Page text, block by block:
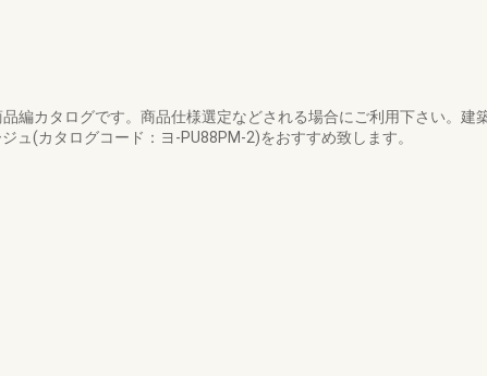
編カタログです。商品仕様選定などされる場合にご利用下さい。建
ュ(カタログコード：ヨ-PU88PM-2)をおすすめ致します。